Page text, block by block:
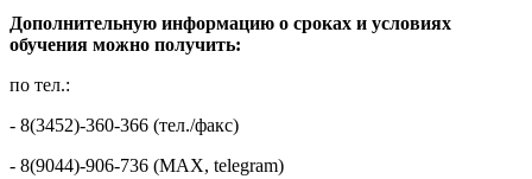
Дополнительную информацию о сроках и условиях
обучения можно получить:
по тел.:
- 8(3452)-360-366 (тел./факс)
- 8(9044)-906-736 (МAX, telegram)